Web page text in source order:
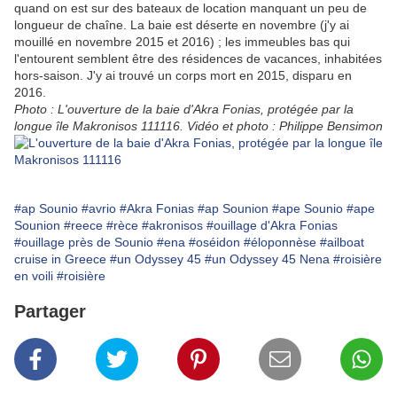
quand on est sur des bateaux de location manquant un peu de
longueur de chaîne. La baie est déserte en novembre (j'y ai
mouillé en novembre 2015 et 2016) ; les immeubles bas qui
l'entourent semblent être des résidences de vacances, inhabitées
hors-saison. J'y ai trouvé un corps mort en 2015, disparu en
2016.
Photo : L'ouverture de la baie d'Akra Fonias, protégée par la
longue île Makronisos 111116. Vidéo et photo : Philippe Bensimon
#ap Sounio #avrio #Akra Fonias #ap Sounion #ape Sounio #ape
Sounion #reece #rèce #akronisos #ouillage d'Akra Fonias
#ouillage près de Sounio #ena #oséidon #éloponnèse #ailboat
cruise in Greece #un Odyssey 45 #un Odyssey 45 Nena #roisière
en voili #roisière
Partager